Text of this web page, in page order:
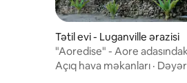
Tətil evi - Luganville ərazisi
"Aoredise" - Aore
Vanuatu
Açıq hava məkanları · Dəyər